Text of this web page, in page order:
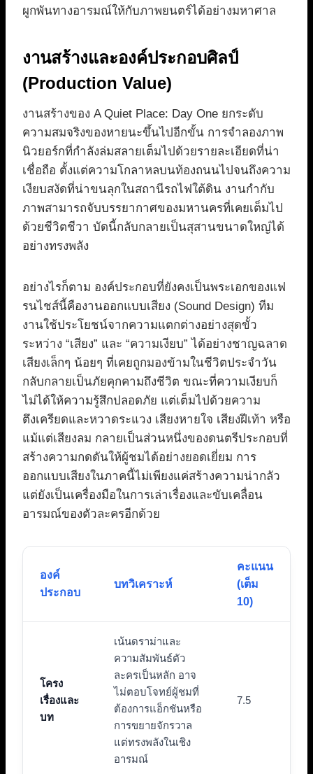
ผูกพันทางอารมณ์ให้กับภาพยนตร์ได้อย่างมหาศาล
งานสร้างและองค์ประกอบศิลป์
(Production Value)
งานสร้างของ A Quiet Place: Day One ยกระดับ
ความสมจริงของหายนะขึ้นไปอีกขั้น การจำลองภาพ
นิวยอร์กที่กำลังล่มสลายเต็มไปด้วยรายละเอียดที่น่า
เชื่อถือ ตั้งแต่ความโกลาหลบนท้องถนนไปจนถึงความ
เงียบสงัดที่น่าขนลุกในสถานีรถไฟใต้ดิน งานกำกับ
ภาพสามารถจับบรรยากาศของมหานครที่เคยเต็มไป
ด้วยชีวิตชีวา บัดนี้กลับกลายเป็นสุสานขนาดใหญ่ได้
อย่างทรงพลัง
อย่างไรก็ตาม องค์ประกอบที่ยังคงเป็นพระเอกของแฟ
รนไชส์นี้คืองานออกแบบเสียง (Sound Design) ทีม
งานใช้ประโยชน์จากความแตกต่างอย่างสุดขั้ว
ระหว่าง “เสียง” และ “ความเงียบ” ได้อย่างชาญฉลาด
เสียงเล็กๆ น้อยๆ ที่เคยถูกมองข้ามในชีวิตประจำวัน
กลับกลายเป็นภัยคุกคามถึงชีวิต ขณะที่ความเงียบก็
ไม่ได้ให้ความรู้สึกปลอดภัย แต่เต็มไปด้วยความ
ตึงเครียดและหวาดระแวง เสียงหายใจ เสียงฝีเท้า หรือ
แม้แต่เสียงลม กลายเป็นส่วนหนึ่งของดนตรีประกอบที่
สร้างความกดดันให้ผู้ชมได้อย่างยอดเยี่ยม การ
ออกแบบเสียงในภาคนี้ไม่เพียงแค่สร้างความน่ากลัว
แต่ยังเป็นเครื่องมือในการเล่าเรื่องและขับเคลื่อน
อารมณ์ของตัวละครอีกด้วย
องค์
ประกอบ
บทวิเคราะห์
คะแนน
(เต็ม
10)
โครง
เรื่องและ
บท
เน้นดราม่าและ
ความสัมพันธ์ตัว
ละครเป็นหลัก อาจ
ไม่ตอบโจทย์ผู้ชมที่
ต้องการแอ็กชันหรือ
การขยายจักรวาล
แต่ทรงพลังในเชิง
อารมณ์
7.5